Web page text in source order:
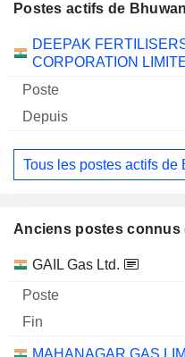
Postes actifs de
Sociétés Poste Début
DEEPAK
CORPORATION
Tous les postes actifs de
Anciens postes connus
Sociétés Poste Fin
GAIL Gas Ltd.